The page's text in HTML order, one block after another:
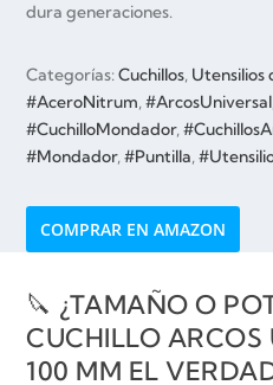
dura generaciones.
Categorías:Cuchillos, Utensilios
#AceroNitrum,#ArcosUniversal
#CuchilloMondador,
#Mondador,#Puntilla,
COMPRAR EN AMAZON
🔪 ¿TAMAÑO O
CUCHILLO ARCOS
100 MM EL